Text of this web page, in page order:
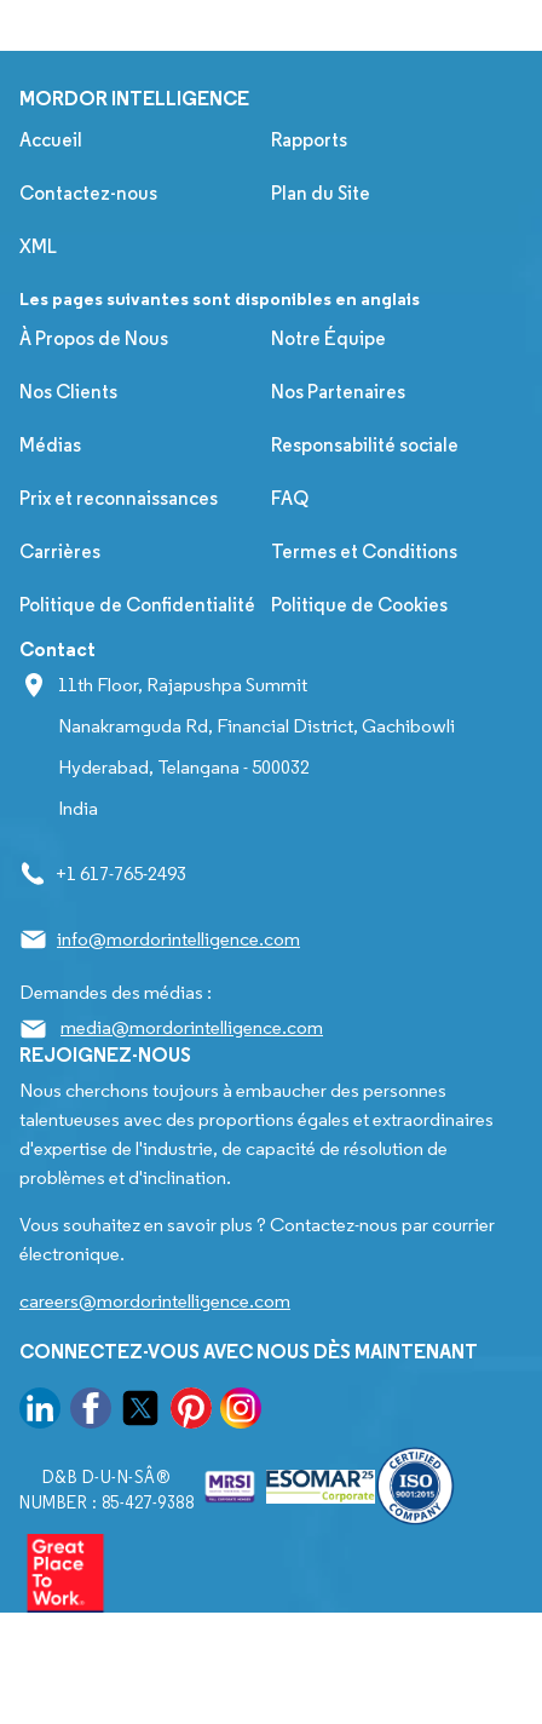
MORDOR INTELLIGENCE
Accueil Rapports
Contactez-nous Plan du Site
XML
Les pages suivantes sont disponibles en anglais
À Propos de Nous
Notre Équipe
Nos Clients Nos Partenaires
Médias Responsabilité sociale
Prix et reconnaissances FAQ
Carrières Termes et Conditions
Politique de Confidentialité Politique de Cookies
Contact
11th Floor, Rajapushpa Summit
Nanakramguda Rd, Financial District, Gachibowli
Hyderabad, Telangana - 500032
India
+1 617-765-2493
info@mordorintelligence.com
Demandes des médias :
media@mordorintelligence.com
REJOIGNEZ-NOUS
Nous cherchons toujours à embaucher des personnes
talentueuses avec des proportions égales et extraordinaires
d'expertise de l'industrie, de capacité de résolution de
problèmes et d'inclination.
Vous souhaitez en savoir plus ? Contactez-nous par courrier
électronique.
careers@mordorintelligence.com
CONNECTEZ-VOUS AVEC NOUS DÈS MAINTENANT
D&B D-U-N-SÂ®
NUMBER : 85-427-9388